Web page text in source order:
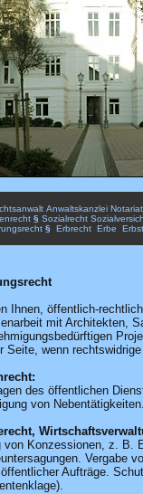
Anwaltskanzlei Notariat
§ Sozialrecht
§ Erbrecht Erbe
Ihnen, öffentlich-
mit Architekten,
Seite, wenn
des öffentlichen
von
von Konzessionen, z. B.
Vergabe
Aufträge.